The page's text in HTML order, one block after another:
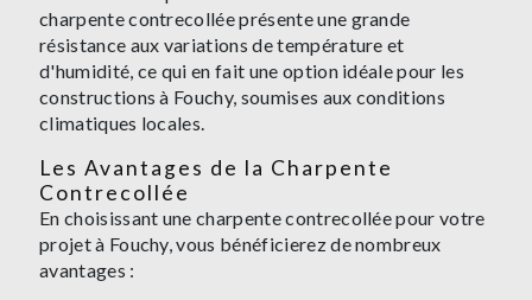
charpente contrecollée présente une grande
résistance aux variations de température et
d'humidité, ce qui en fait une option idéale pour les
constructions à Fouchy, soumises aux conditions
climatiques locales.
Les Avantages de la Charpente
Contrecollée
En choisissant une charpente contrecollée pour votre
projet à Fouchy, vous bénéficierez de nombreux
avantages :